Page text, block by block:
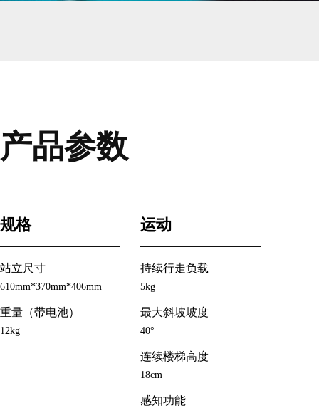
产品参数
规格
站立尺寸
610mm*370mm*406mm
重量（带电池）
12kg
运动
持续行走负载
5kg
最大斜坡坡度
40°
连续楼梯高度
18cm
感知功能